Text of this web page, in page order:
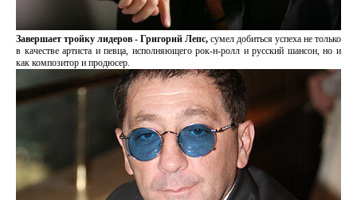
Завершает тройку лидеров - Григорий Лепс, сумел добиться успеха не только
в качестве артиста и певца, исполняющего рок-н-ролл и русский шансон, но и
как композитор и продюсер.